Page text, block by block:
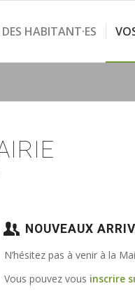
DES HABITANT·ES
NOUVEAUX
N’hésitez pas à venir à la
Vous pouvez vous inscrire